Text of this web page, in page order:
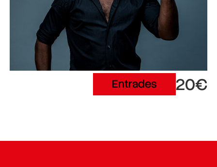
Entrades 20€